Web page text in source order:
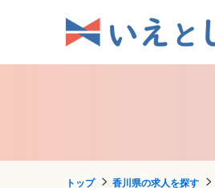
トップ 香川県の求人を探す